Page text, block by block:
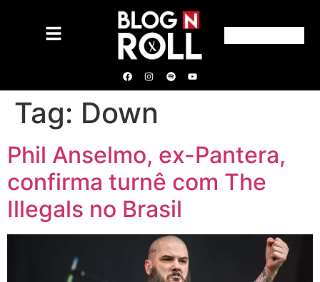
Tag: Down
Phil Anselmo, ex-Pantera,
confirma turnê com The
Illegals no Brasil